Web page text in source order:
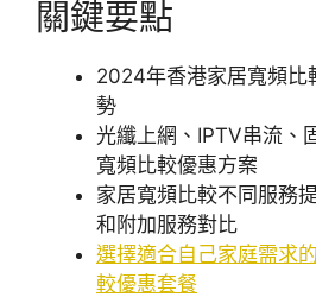
關鍵要點
2024年香港家居寬頻比
勢
光纖上網、IPTV串流、
寬頻比較優惠方案
家居寬頻比較不同服務
和附加服務對比
選擇適合自己家庭需求
較優惠套餐